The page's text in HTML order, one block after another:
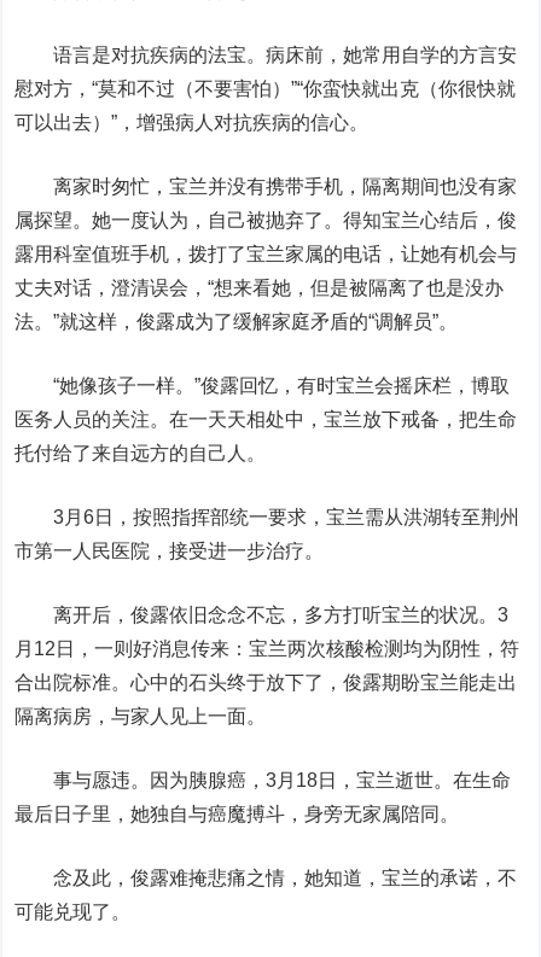
语言是对抗疾病的法宝。病床前，她常用自学的方言安
慰对方，“莫和不过（不要害怕）”“你蛮快就出克（你很快就
可以出去）”，增强病人对抗疾病的信心。
离家时匆忙，宝兰并没有携带手机，隔离期间也没有家
属探望。她一度认为，自己被抛弃了。得知宝兰心结后，俊
露用科室值班手机，拨打了宝兰家属的电话，让她有机会与
丈夫对话，澄清误会，“想来看她，但是被隔离了也是没办
法。”就这样，俊露成为了缓解家庭矛盾的“调解员”。
“她像孩子一样。”俊露回忆，有时宝兰会摇床栏，博取
医务人员的关注。在一天天相处中，宝兰放下戒备，把生命
托付给了来自远方的自己人。
3月6日，按照指挥部统一要求，宝兰需从洪湖转至荆州
市第一人民医院，接受进一步治疗。
离开后，俊露依旧念念不忘，多方打听宝兰的状况。3
月12日，一则好消息传来：宝兰两次核酸检测均为阴性，符
合出院标准。心中的石头终于放下了，俊露期盼宝兰能走出
隔离病房，与家人见上一面。
事与愿违。因为胰腺癌，3月18日，宝兰逝世。在生命
最后日子里，她独自与癌魔搏斗，身旁无家属陪同。
念及此，俊露难掩悲痛之情，她知道，宝兰的承诺，不
可能兑现了。